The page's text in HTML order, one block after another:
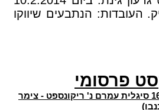
העובדות: הנתבעים שיווקו
פרסומי
ת.א. (קריות) 16982-09-12 סיגלית עמרם נ' ריקונספט - צימר